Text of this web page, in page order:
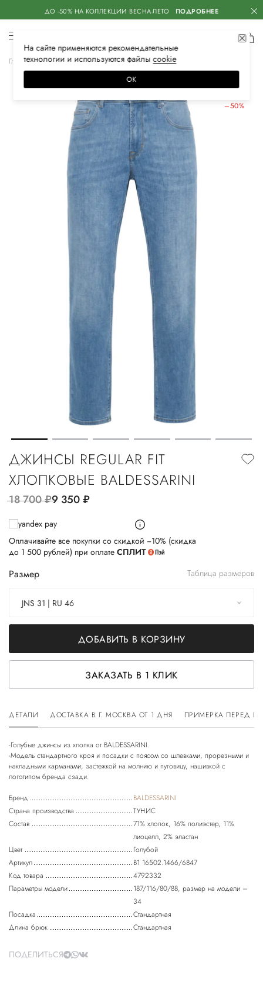
ДО -50% НА КОЛЛЕКЦИИ ВЕСНА-ЛЕТО ПОДРОБНЕЕ
Главная Мужская Одежда Джинсы Прямые
–50%
ДЖИНСЫ REGULAR FIT
ХЛОПКОВЫЕ BALDESSARINI
18 700руб.9 350руб.
Оплачивайте все покупки со скидкой −10% (скидка
до 1 500 рублей) при оплате СПЛИТ
Размер Таблица размеров
JNS 31 | RU 46
ДОБАВИТЬ В КОРЗИНУ
ЗАКАЗАТЬ В 1 КЛИК
ДЕТАЛИ ДОСТАВКА В Г. МОСКВА ОТ 1 ДНЯ ПРИМЕРКА ПЕРЕД
-Голубые джинсы из хлопка от BALDESSARINI.
-Модель стандартного кроя и посадки с поясом со шлевками, прорезными и
накладными карманами, застежкой на молнию и пуговицу, нашивкой с
Бренд
BALDESSARINI
Страна производства
ТУНИС
Состав
71% хлопок, 16% полиэстер, 11%
лиоцелл, 2% эластан
Цвет
Голубой
Артикул
B1 16502.1466/6847
Код товара
4792332
Параметры модели
187/116/80/88, размер на модели –
34
Посадка
Стандартная
Длина брюк
Стандартная
ПОДЕЛИТЬСЯ
На сайте применяются рекомендательные
технологии и используются файлысооkiе
ОК